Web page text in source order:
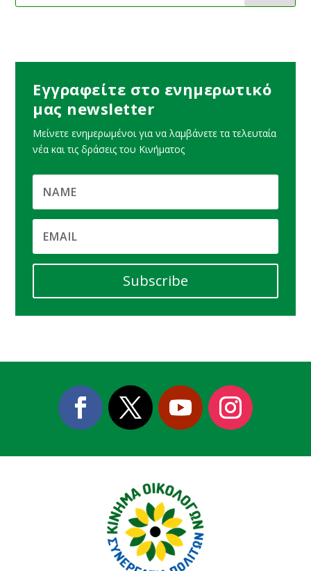
Εγγραφείτε στο ενημερωτικό
μας newsletter
Μείνετε ενημερωμένοι για να λαμβάνετε τα τελευταία
νέα και τις δράσεις του Κινήματος
Subscribe